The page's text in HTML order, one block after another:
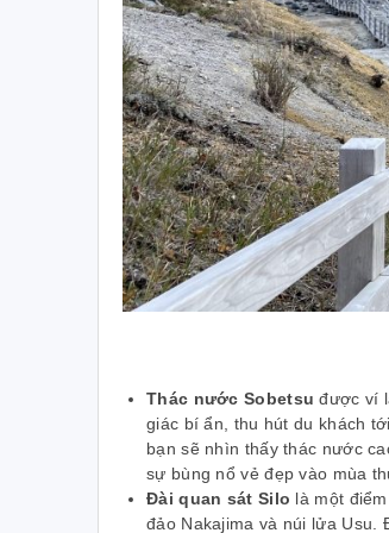
Thác nước Sobetsuđược ví
giác bí ẩn, thu hút du khách
bạn sẽ nhìn thấy thác nước
sự bùng nổ vẻ đẹp vào mùa
Đài quan sát Silo là một
đảo Nakajima và núi lửa Usu.
– Tour Nhật Bản